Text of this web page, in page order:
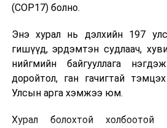
(COP17) болно.
Энэ хурал нь дэлхийн 197
гишүүд, эрдэмтэн судлаач,
нийгмийн байгууллага
доройтол, ган гачигтай
Улсын арга хэмжээ юм.
Хурал болохтой холбоотой